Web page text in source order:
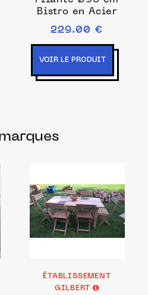
Bistro en Acier
229.00 €
VOIR LE PRODUIT
ÉTABLISSEMENT
GILBERT